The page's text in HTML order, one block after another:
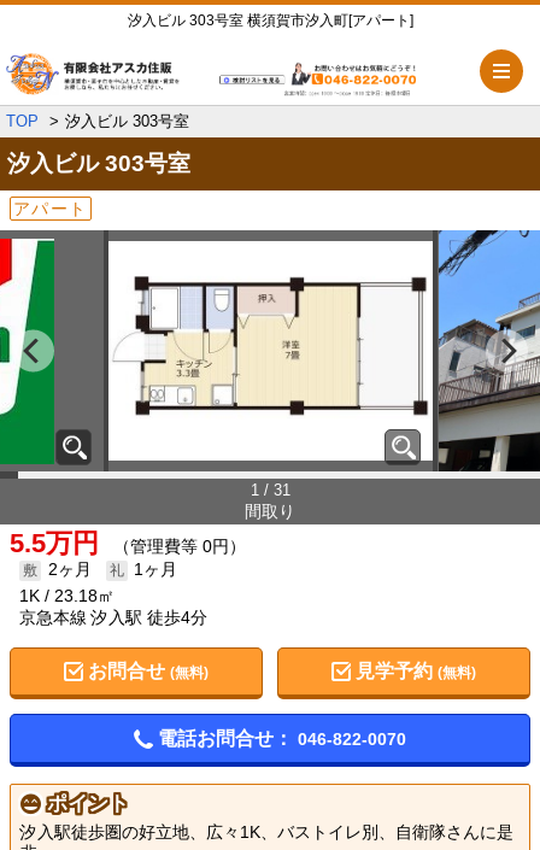
汐入ビル 303号室 横須賀市汐入町[アパート]
TOP 汐入ビル 303号室
汐入ビル303号室
アパート
1 / 31
間取り
5.5万円 （管理費等 0円）
2ヶ月
1ヶ月
1K
23.18㎡
京急本線 汐入駅 徒歩4分
お問合せ (無料) 見学予約(無料)
電話お問合せ： 046-822-0070
ポイント
汐入駅徒歩圏の好立地、広々1K、バストイレ別、自衛隊さんに是